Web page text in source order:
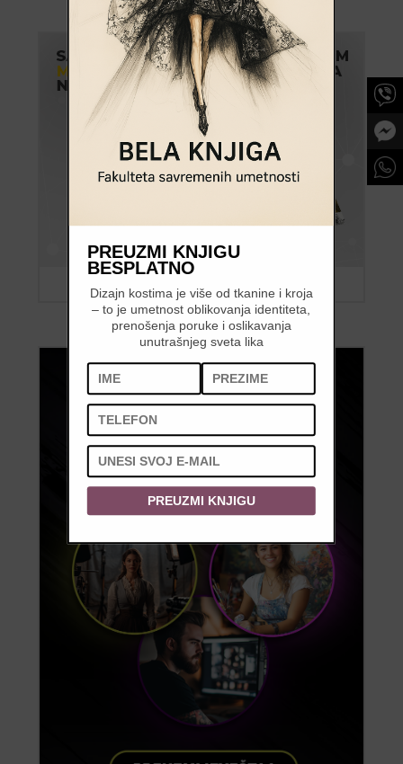
PREUZMI KNJIGU
BESPLATNO
Dizajn kostima je više od tkanine i kroja
– to je umetnost oblikovanja identiteta,
prenošenja poruke i oslikavanja
unutrašnjeg sveta lika
PREUZMI KNJIGU